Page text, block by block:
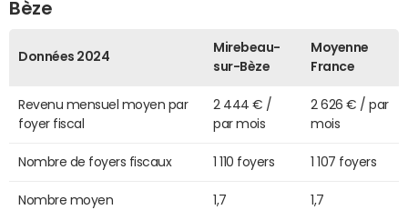
Bèze
Données 2024
Mirebeau-
sur-Bèze
Moyenne
France
Revenu mensuel moyen par
foyer fiscal
2 444 € /
par mois
2 626 € / par
mois
Nombre de foyers fiscaux 1 110 foyers 1 107 foyers
Nombre moyen
1,7
1,7